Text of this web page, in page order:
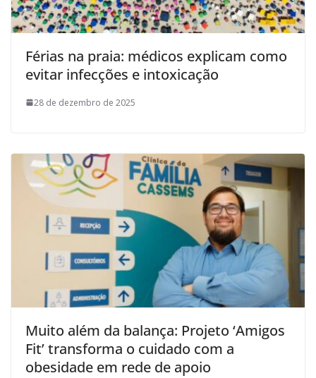
Férias na praia: médicos explicam como
evitar infecções e intoxicação
28 de dezembro de 2025
Muito além da balança: Projeto ‘Amigos
Fit’ transforma o cuidado com a
obesidade em rede de apoio